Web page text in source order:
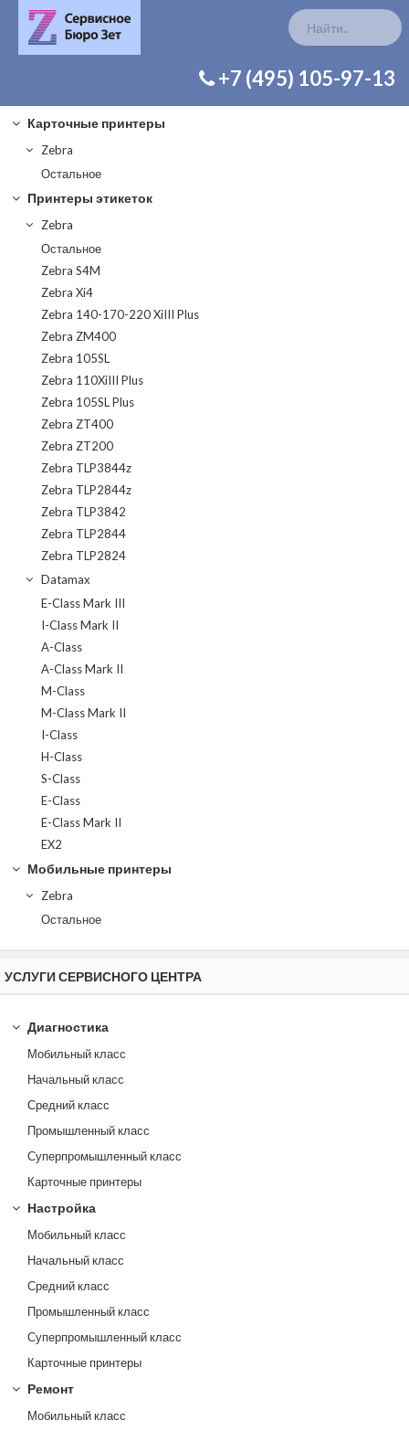
+7 (495) 105-97-13
Карточные принтеры
Zebra
Остальное
Принтеры этикеток
Zebra
Остальное
Zebra S4M
Zebra Xi4
Zebra 140-170-220 XiIII Plus
Zebra ZM400
Zebra 105SL
Zebra 110XiIII Plus
Zebra 105SL Plus
Zebra ZT400
Zebra ZT200
Zebra TLP3844z
Zebra TLP2844z
Zebra TLP3842
Zebra TLP2844
Zebra TLP2824
Datamax
E-Class Mark III
I-Class Mark II
A-Class
A-Class Mark II
M-Class
M-Class Mark II
I-Class
H-Class
S-Class
E-Class
E-Class Mark II
EX2
Мобильные принтеры
Zebra
Остальное
УСЛУГИ СЕРВИСНОГО ЦЕНТРА
Диагностика
Мобильный класс
Начальный класс
Средний класс
Промышленный класс
Суперпромышленный класс
Карточные принтеры
Настройка
Мобильный класс
Начальный класс
Средний класс
Промышленный класс
Суперпромышленный класс
Карточные принтеры
Ремонт
Мобильный класс